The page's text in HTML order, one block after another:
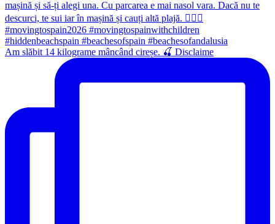
Am slăbit 14 kilograme mâncând cireșe. 🍒 Disclaime